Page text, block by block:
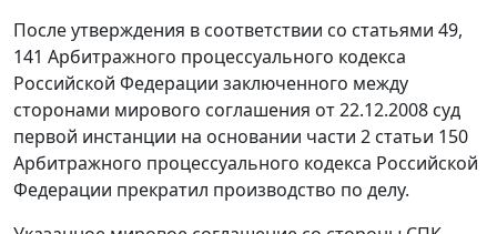
После утверждения в соответствии со статьями 49,
141 Арбитражного процессуального кодекса
Российской Федерации заключенного между
сторонами мирового соглашения от 22.12.2008 суд
первой инстанции на основании части 2 статьи 150
Арбитражного процессуального кодекса Российской
Федерации прекратил производство по делу.